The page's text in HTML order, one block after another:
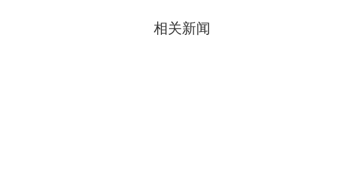
相关新闻